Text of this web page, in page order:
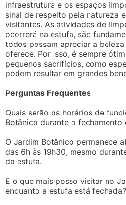
infraestrutura e os espaços
sinal de respeito pela natureza
visitantes. As atividades de
ocorrerá na estufa, são
todos possam apreciar a
oferece. Por isso, é sempre
pequenos sacrifícios, como
podem resultar em grandes
Perguntas Frequentes
Quais serão os horários de
Botânico durante o fechamento
O Jardim Botânico permanece
das 6h às 19h30, mesmo
da estufa.
E o que mais posso visitar no
enquanto a estufa está fechada?